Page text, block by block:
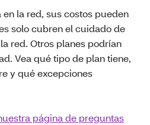
la red, sus costos pueden
solo cubren el cuidado de
red. Otros planes podrían
Vea qué tipo de plan tiene,
y qué excepciones
página de preguntas